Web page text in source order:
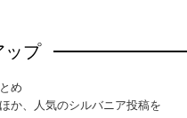
ップ
め
か、人気のシルバニア投稿を